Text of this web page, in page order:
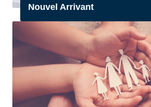
Nouvel Arrivant